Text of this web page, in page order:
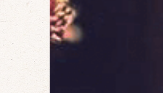
取消